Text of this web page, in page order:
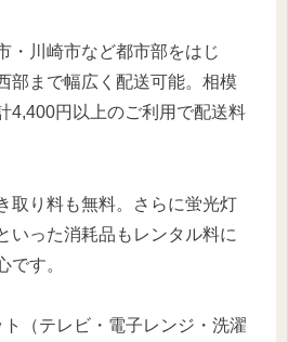
・川崎市など都市部をはじ
部まで幅広く配送可能。相模
4,400円以上のご利用で配送料
取り料も無料。さらに蛍光灯
いった消耗品もレンタル料に
です。
（テレビ・電子レンジ・洗濯